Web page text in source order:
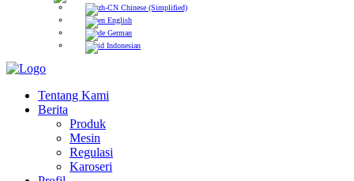
Chinese (Simplified)
English
German
Indonesian
Tentang Kami
Berita
Produk
Mesin
Regulasi
Karoseri